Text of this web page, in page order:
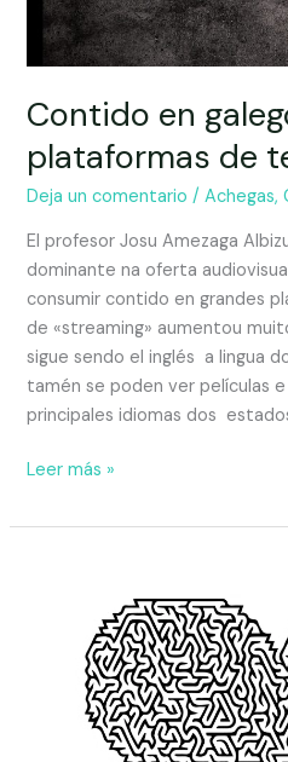
Contido en
plataformas de
Deja un comentario /Achegas,
El profesor Josu Amezaga
dominante na oferta
consumir contido en grandes
de «streaming» aumentou
sigue sendo el inglés a lingua
tamén se poden ver películas
principales idiomas dos
Leer más »